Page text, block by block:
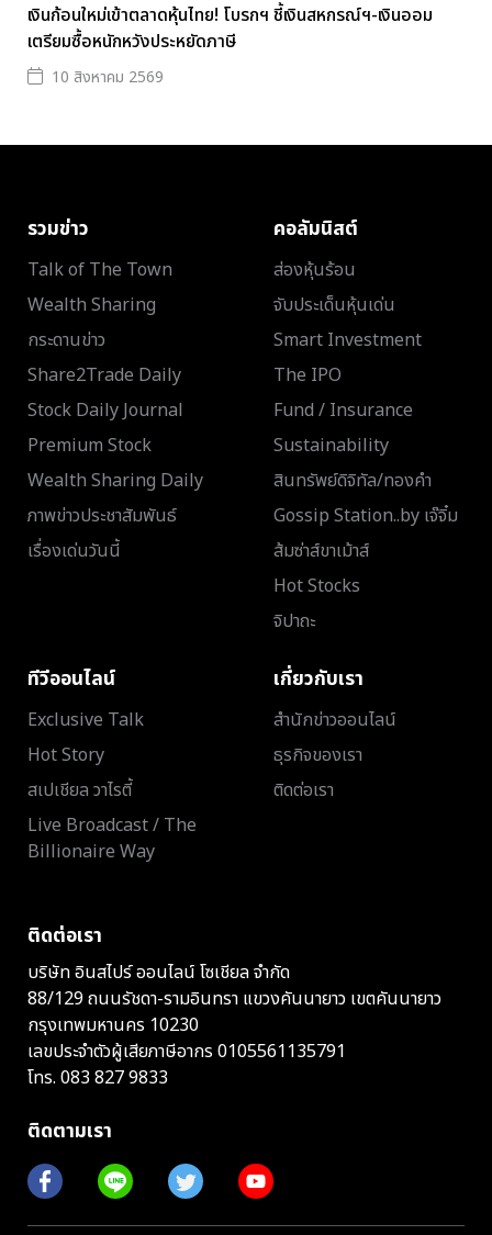
เงินก้อนใหม่เข้าตลาดหุ้นไทย! โบรกฯ ชี้เงินสหกรณ์ฯ-เงินออม
เตรียมซื้อหนักหวังประหยัดภาษี
10 สิงหาคม 2569
รวมข่าว
Talk of The Town
Wealth Sharing
กระดานข่าว
Share2Trade Daily
Stock Daily Journal
Premium Stock
Wealth Sharing Daily
ภาพข่าวประชาสัมพันธ์
เรื่องเด่นวันนี้
คอลัมนิสต์
ส่องหุ้นร้อน
จับประเด็นหุ้นเด่น
Smart Investment
The IPO
Fund / Insurance
Sustainability
สินทรัพย์ดิจิทัล/ทองคำ
Gossip Station..by เจ๊จิ๋ม
ส้มซ่าส์ขาเม้าส์
Hot Stocks
จิปาถะ
ทีวีออนไลน์
Exclusive Talk
Hot Story
สเปเชียล วาไรตี้
Live Broadcast / The
Billionaire Way
เกี่ยวกับเรา
สำนักข่าวออนไลน์
ธุรกิจของเรา
ติดต่อเรา
ติดต่อเรา
บริษัท อินสไปร์ ออนไลน์ โซเชียล จำกัด
88/129 ถนนรัชดา-รามอินทรา แขวงคันนายาว เขตคันนายาว
กรุงเทพมหานคร 10230
เลขประจำตัวผู้เสียภาษีอากร 0105561135791
โทร. 083 827 9833
ติดตามเรา